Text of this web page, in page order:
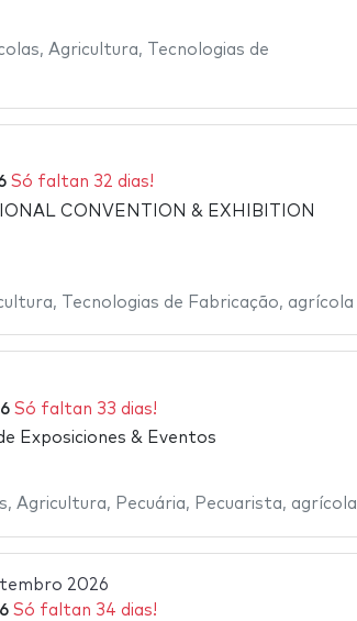
, Agricultura,
Tecnologias de
Só faltan 32 dias!
CONVENTION & EXHIBITION
, Tecnologias de Fabricação, agrícola
Só faltan 33 dias!
Exposiciones & Eventos
, Agricultura, Pecuária, Pecuarista, agrícola
2026
Só faltan 34 dias!